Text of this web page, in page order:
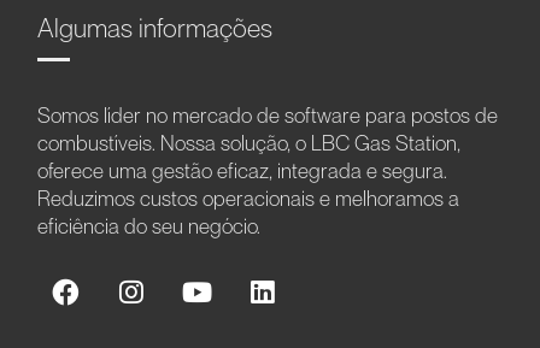
Algumas informações
Somos líder no mercado de software para postos de
combustíveis. Nossa solução, o LBC Gas Station,
oferece uma gestão eficaz, integrada e segura.
Reduzimos custos operacionais e melhoramos a
eficiência do seu negócio.